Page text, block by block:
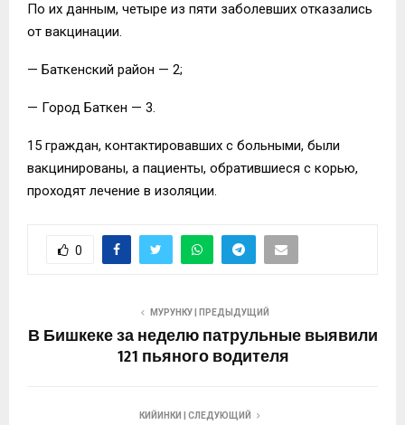
По их данным, четыре из пяти заболевших отказались
от вакцинации.
— Баткенский район — 2;
— Город Баткен — 3.
15 граждан, контактировавших с больными, были
вакцинированы, а пациенты, обратившиеся с корью,
проходят лечение в изоляции.
0
МУРУНКУ | ПРЕДЫДУЩИЙ
В Бишкеке за неделю патрульные выявили
121 пьяного водителя
КИЙИНКИ | СЛЕДУЮЩИЙ